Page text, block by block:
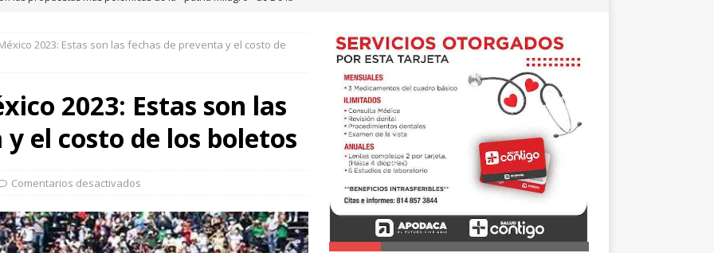
Perú restablecen relaciones tras crisis diplomática
empacadora de chiles jalapeños en Nuevo León por brote de
Guadalupe Consejo Municipal de Participación de la Mujer
2023: Estas son las fechas de preventa y el costo de
2023: Estas son las
el costo de los boletos
Comentarios desactivados